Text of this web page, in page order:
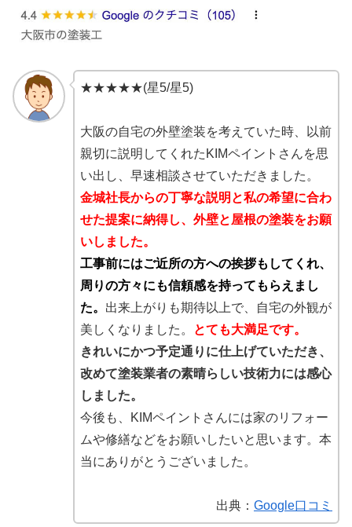
★★★★★(星5/星5)
大阪の自宅の外壁塗装を考えていた時、以前
親切に説明してくれたKIMペイントさんを思
い出し、早速相談させていただきました。
金城社長からの丁寧な説明と私の希望に合わ
せた提案に納得し、外壁と屋根の塗装をお願
いしました。
工事前にはご近所の方への挨拶もしてくれ、
周りの方々にも信頼感を持ってもらえまし
た。 出来上がりも期待以上で、自宅の外観が
美しくなりました。
とても大満足です。
きれいにかつ予定通りに仕上げていただき、
改めて塗装業者の素晴らしい技術力には感心
しました。
今後も、KIMペイントさんには家のリフォー
ムや修繕などをお願いしたいと思います。本
当にありがとうございました。
出典： Google口コミ